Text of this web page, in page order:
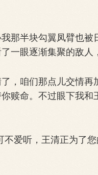
半块勾翼凤臂也被
一眼逐渐集聚的敌
咱们那点儿交情再
赎命。不过眼下我
爱听，王清正为了